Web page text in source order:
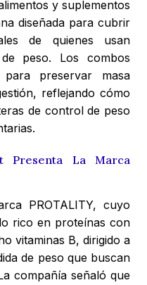
y suplementos
diseñada para cubrir
de quienes usan
peso. Los combos
preservar masa
reflejando cómo
de control de peso
Presenta La Marca
PROTALITY, cuyo
rico en proteínas con
vitaminas B, dirigido a
de peso que buscan
compañía señaló que